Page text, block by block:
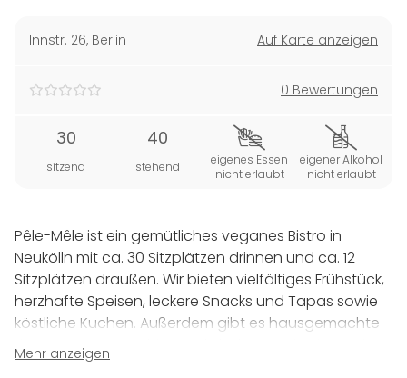
Innstr. 26, Berlin Auf Karte anzeigen
0 Bewertungen
30
sitzend
40
stehend
eigenes Essen
nicht erlaubt
eigener Alkohol
nicht erlaubt
Pêle-Mêle ist ein gemütliches veganes Bistro in
Neukölln mit ca. 30 Sitzplätzen drinnen und ca. 12
Sitzplätzen draußen. Wir bieten vielfältiges Frühstück,
herzhafte Speisen, leckere Snacks und Tapas sowie
köstliche Kuchen. Außerdem gibt es hausgemachte
Limonaden, Smoothies und Shakes sowie Bier, Wein,
Sekt und Longdrinks mit und ohne Alkohol. Für eure
Mehr anzeigen